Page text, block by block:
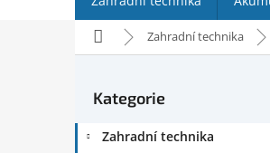
Domů Zahradní technika
t
Přeskočit
Kategorie
Zahradní technika